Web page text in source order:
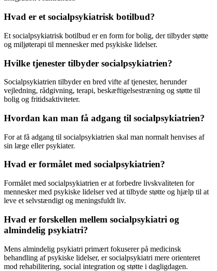
Hvad er et socialpsykiatrisk botilbud?
Et socialpsykiatrisk botilbud er en form for bolig, der tilbyder støtte
og miljøterapi til mennesker med psykiske lidelser.
Hvilke tjenester tilbyder socialpsykiatrien?
Socialpsykiatrien tilbyder en bred vifte af tjenester, herunder
vejledning, rådgivning, terapi, beskæftigelsestræning og støtte til
bolig og fritidsaktiviteter.
Hvordan kan man få adgang til socialpsykiatrien?
For at få adgang til socialpsykiatrien skal man normalt henvises af
sin læge eller psykiater.
Hvad er formålet med socialpsykiatrien?
Formålet med socialpsykiatrien er at forbedre livskvaliteten for
mennesker med psykiske lidelser ved at tilbyde støtte og hjælp til at
leve et selvstændigt og meningsfuldt liv.
Hvad er forskellen mellem socialpsykiatri og
almindelig psykiatri?
Mens almindelig psykiatri primært fokuserer på medicinsk
behandling af psykiske lidelser, er socialpsykiatri mere orienteret
mod rehabilitering, social integration og støtte i dagligdagen.